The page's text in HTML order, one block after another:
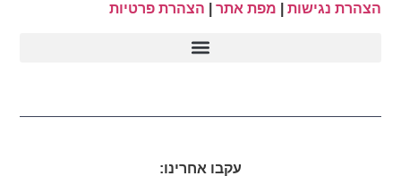
הצהרת נגישות מפת אתר הצהרת פרטיות
עקבו אחרינו: